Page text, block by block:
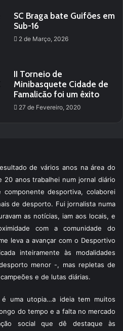
SC Braga bate Guifões em
Sub-16
2 de Março, 2026
II Torneio de
Minibasquete Cidade de
Famalicão foi um êxito
27 de Fevereiro, 2020
de vários anos na área do
20 anos trabalhei num jornal diário
desportiva, colaborei
de desporto. Fui jornalista numa
as notícias, iam aos locais, e
com a comunidade do
leva a avançar com o Desportivo
inteiramente às modalidades
menor -, mas repletas de
e de lutas diárias.
uma utopia…a ideia tem muitos
do tempo e a falta no mercado
social que dê destaque às